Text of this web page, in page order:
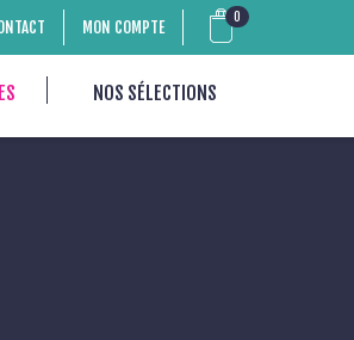
0
MON COMPTE
NOS SÉLECTIONS